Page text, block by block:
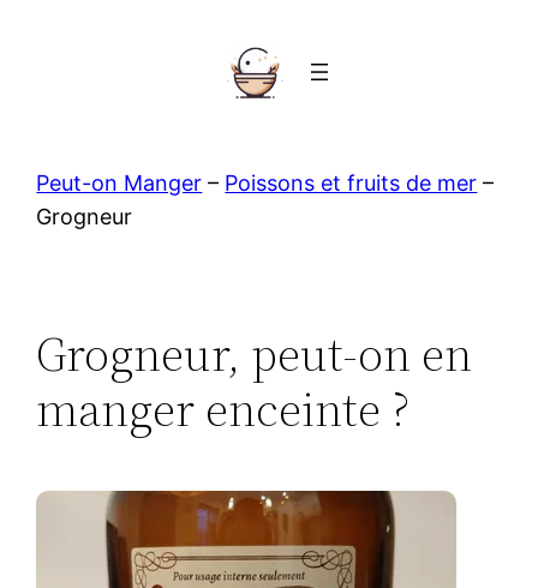
Peut-on Manger – Poissons et fruits de mer –
Grogneur
Grogneur, peut-on en
manger enceinte ?